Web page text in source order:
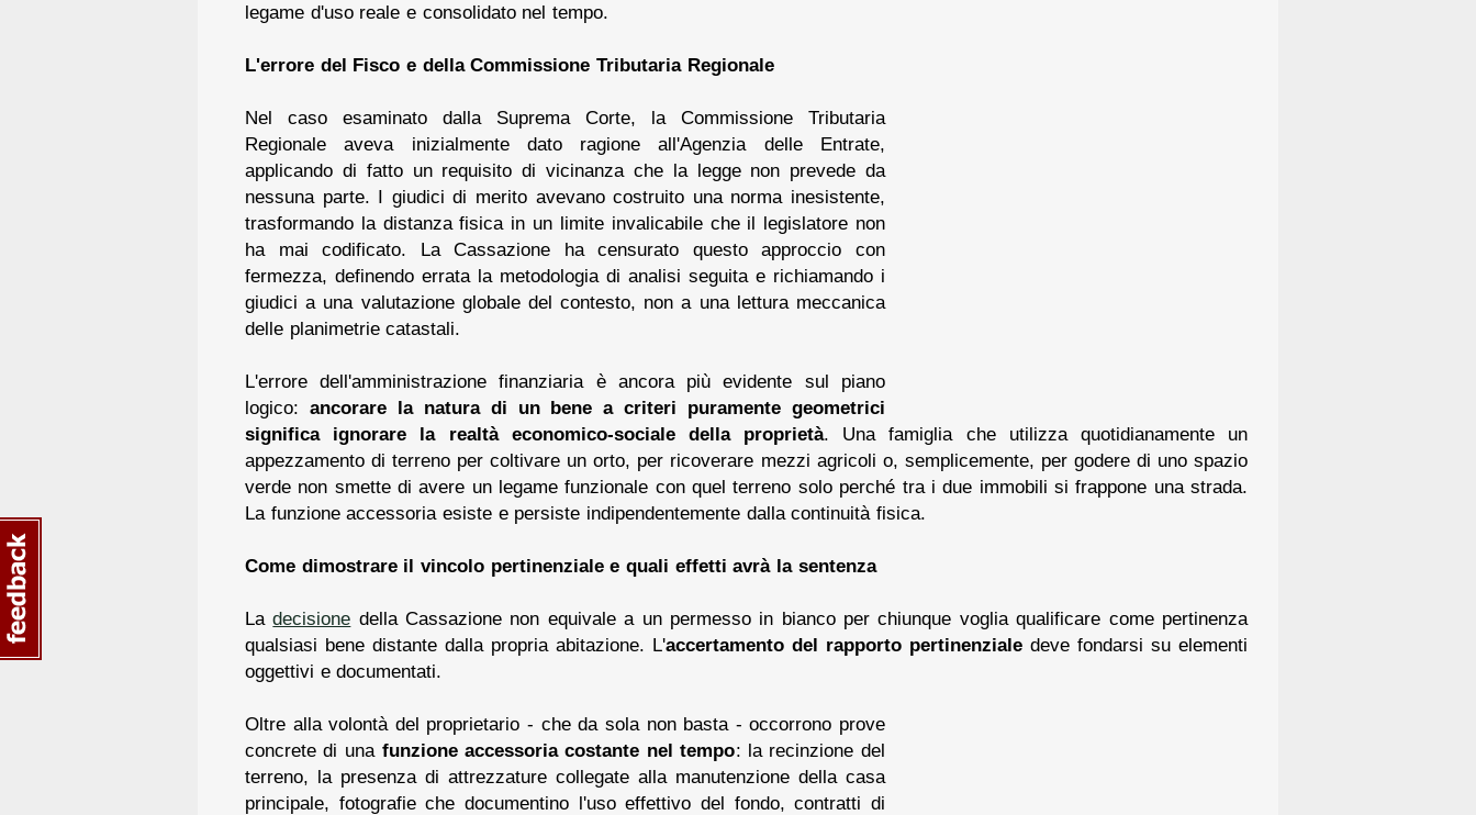
legame d'uso reale e consolidato nel tempo.
L'errore del Fisco e della Commissione Tributaria Regionale
Nel caso esaminato dalla Suprema Corte, la Commissione Tributaria
Regionale aveva inizialmente dato ragione all'Agenzia delle Entrate,
applicando di fatto un requisito di vicinanza che la legge non prevede da
nessuna parte. I giudici di merito avevano costruito una norma inesistente,
trasformando la distanza fisica in un limite invalicabile che il legislatore non
ha mai codificato. La Cassazione ha censurato questo approccio con
fermezza, definendo errata la metodologia di analisi seguita e richiamando i
giudici a una valutazione globale del contesto, non a una lettura meccanica
delle planimetrie catastali.
L'errore dell'amministrazione finanziaria è ancora più evidente sul piano
logico: ancorare la natura di un bene a criteri puramente geometrici
significa ignorare la realtà economico-sociale della proprietà. Una famiglia che utilizza quotidianamente un
appezzamento di terreno per coltivare un orto, per ricoverare mezzi agricoli o, semplicemente, per godere di uno spazio
verde non smette di avere un legame funzionale con quel terreno solo perché tra i due immobili si frappone una strada.
La funzione accessoria esiste e persiste indipendentemente dalla continuità fisica.
Come dimostrare il vincolo pertinenziale e quali effetti avrà la sentenza
Ladecisione della Cassazione non equivale a un permesso in bianco per chiunque voglia qualificare come pertinenza
qualsiasi bene distante dalla propria abitazione. L'accertamento del rapporto pertinenziale deve fondarsi su elementi
oggettivi e documentati.
Oltre alla volontà del proprietario - che da sola non basta - occorrono prove
concrete di una funzione accessoria costante nel tempo: la recinzione del
terreno, la presenza di attrezzature collegate alla manutenzione della casa
principale, fotografie che documentino l'uso effettivo del fondo, contratti di